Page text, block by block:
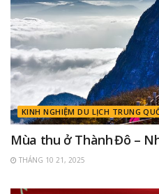
KINH NGHIỆM DU LỊCH TRUNG
Mùa thu ở Thành Đô –
THÁNG 10 21, 2025